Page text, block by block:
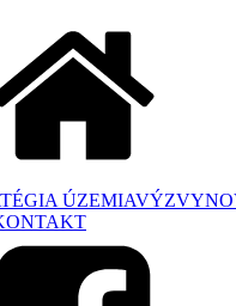
ÚZEMIAVÝZVY